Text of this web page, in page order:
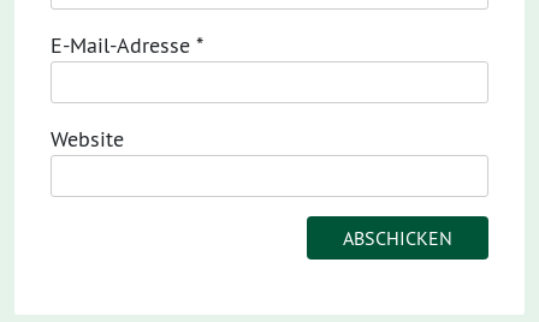
E-Mail-Adresse *
Website